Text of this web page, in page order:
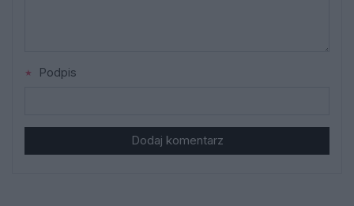
Podpis
Dodaj komentarz